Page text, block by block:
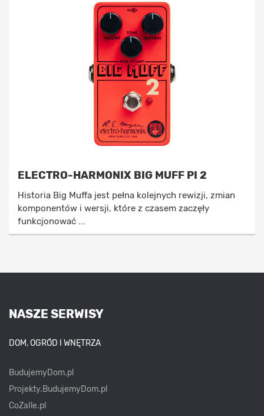
ELECTRO-HARMONIX BIG MUFF PI 2
Historia Big Muffa jest pełna kolejnych rewizji, zmian
komponentów i wersji, które z czasem zaczęły
funkcjonować ...
NASZE SERWISY
DOM, OGRÓD I WNĘTRZA
BudujemyDom.pl
Projekty.BudujemyDom.pl
CoZaIle.pl